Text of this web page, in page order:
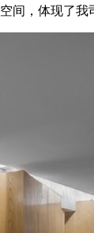
，体现了我